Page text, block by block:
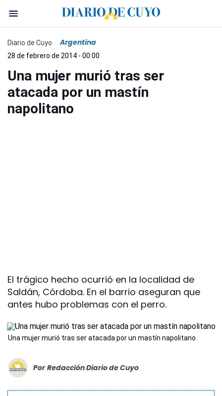
Diario de Cuyo Argentina
28 de febrero de 2014 - 00:00
Una mujer murió tras ser
atacada por un mastín
napolitano
El trágico hecho ocurrió en la localidad de
Saldán, Córdoba. En el barrio aseguran que
antes hubo problemas con el perro.
Una mujer murió tras ser atacada por un mastín napolitano
Por Redacción Diario de Cuyo